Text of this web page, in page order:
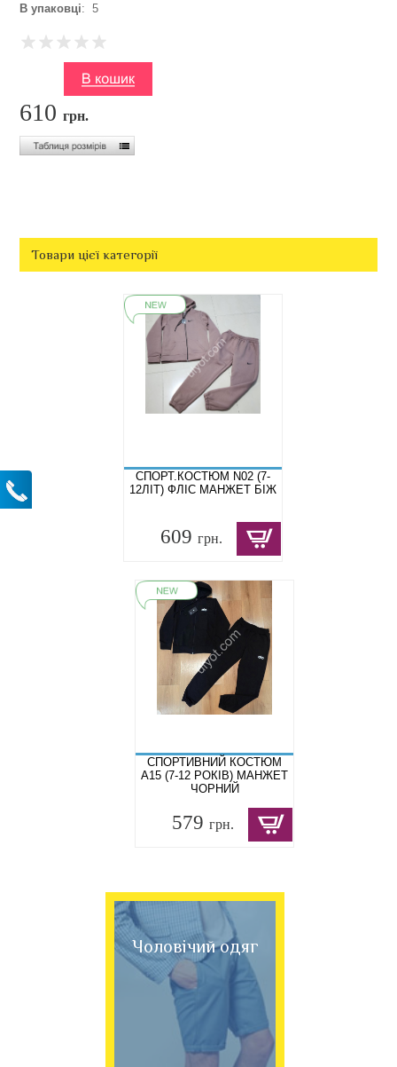
В упаковці: 5
610грн.
Товари цієї категорії
СПОРТ.КОСТЮМ N02 (7-
12ЛІТ) ФЛІС МАНЖЕТ БІЖ
609 грн.
СПОРТИВНИЙ КОСТЮМ
A15 (7-12 РОКІВ) МАНЖЕТ
ЧОРНИЙ
579 грн.
Чоловічий одяг